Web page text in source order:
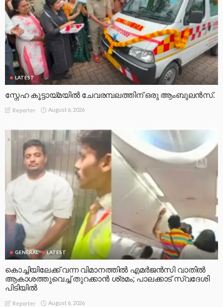
LATEST
സ്നേഹ കൂട്ടായ്മയിൽ ചേവരമ്പലത്തിന് ഒരു ആംബുലൻസ്.
Reporter August 6, 2026
GENERAL LATEST
കൊച്ചിയിലേക്ക് വന്ന വിമാനത്തിൽ എമർജൻസി വാതിൽ
ആകാശത്തുവെച്ച് തുറക്കാൻ ശ്രമം; പാലക്കാട് സ്വദേശി
പിടിയിൽ
Reporter August 6, 2026